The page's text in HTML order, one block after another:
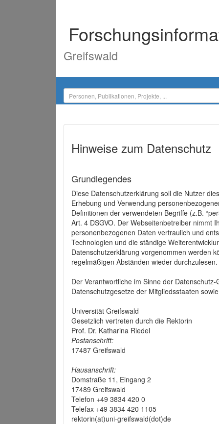
Greifswald
Hinweise zum Datenschutz
Grundlegendes
Diese Datenschutzerklärung soll die Nutzer
Erhebung und Verwendung
Definitionen der verwendeten Begriffe (z.B.
Art. 4 DSGVO. Der Webseitenbetreiber nimmt
personenbezogenen Daten vertraulich und
Technologien und die ständige
Datenschutzerklärung vorgenommen werden
regelmäßigen Abständen wieder durchzulesen.
Der Verantwortliche im Sinne der
Datenschutzgesetze der Mitgliedsstaaten
Universität Greifswald
Gesetzlich vertreten durch die Rektorin
Prof. Dr. Katharina Riedel
Postanschrift:
17487 Greifswald
Hausanschrift:
Domstraße 11, Eingang 2
17489 Greifswald
Telefon +49 3834 420 0
Telefax +49 3834 420 1105
rektorin(at)uni-greifswald(dot)de